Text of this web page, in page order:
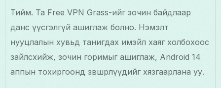
Тийм. Та Free VPN Grass-ийг зочин байдлаар
данс үүсгэлгүй ашиглаж болно. Нэмэлт
нууцлалын хувьд танигдах имэйл хаяг холбохоос
зайлсхийж, зочин горимыг ашиглаж, Android 14
аппын тохиргоонд зөвшөөрлүүдийг хязгаарлана уу.